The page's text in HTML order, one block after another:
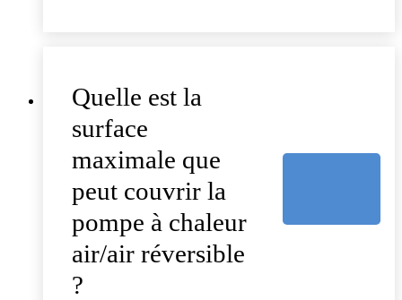
Quelle est la
surface
maximale que
peut couvrir la
pompe à chaleur
air/air réversible
?